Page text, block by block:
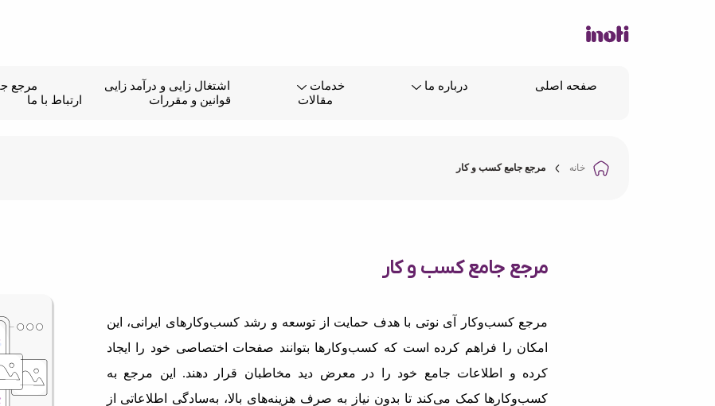
صفحه اصلی درباره ما خدمات اشتغال زایی و درآمد زایی مرجع
مقالات
قوانین و مقررات ارتباط با ما
خانه مرجع جامع کسب و کار
مرجع جامع کسب و کار
مرجع کسب‌وکار آی نوتی با هدف حمایت از توسعه و رشد کسب‌وکارهای ایرانی، این
امکان را فراهم کرده است که کسب‌وکارها بتوانند صفحات اختصاصی خود را ایجاد
کرده و اطلاعات جامع خود را در معرض دید مخاطبان قرار دهند. این مرجع به
کسب‌وکارها کمک می‌کند تا بدون نیاز به صرف هزینه‌های بالا، به‌سادگی اطلاعاتی از